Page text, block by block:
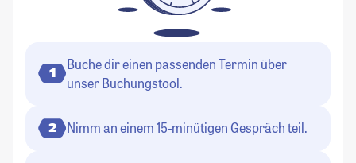
1
Buche dir einen passenden Termin über
unser Buchungstool.
2 Nimm an einem 15-minütigen Gespräch teil.